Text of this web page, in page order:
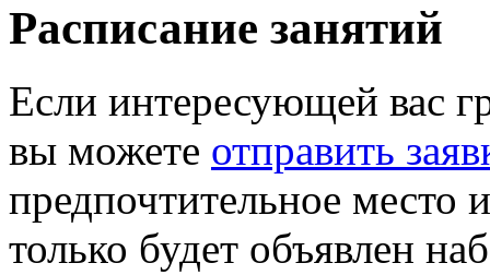
Расписание занятий
Если интересующей вас
вы можете отправить
предпочтительное место
только будет объявлен